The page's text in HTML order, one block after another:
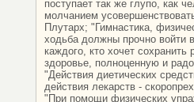
поступает так же глупо, как
молчанием
Плутарх; "Гимнастика,
ходьба должны прочно войти
каждого, кто хочет сохранить
здоровье, полноценную и
"Действия диетических
действия лекарств -
"При помощи физических